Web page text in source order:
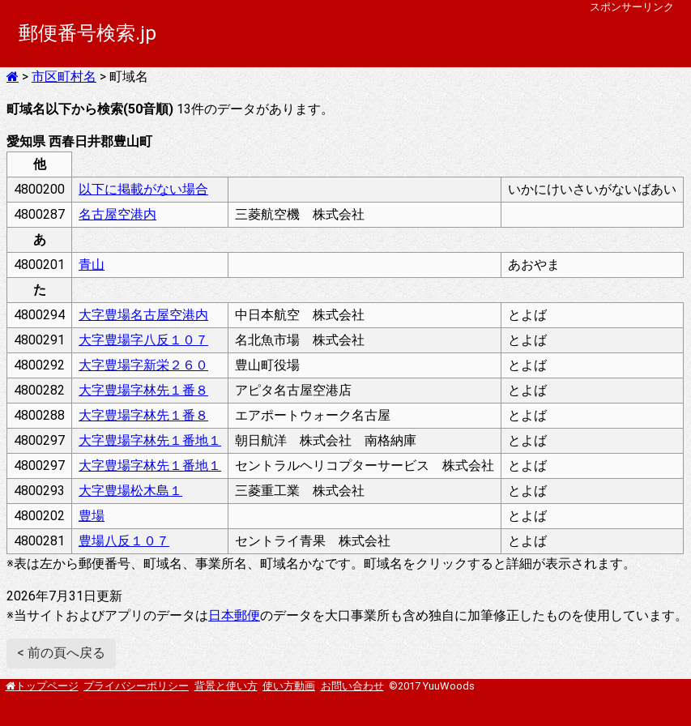
郵便番号検索.jp
スポンサーリンク
> 市区町村名 > 町域名
町域名以下から検索(50音順) 13件のデータがあります。
愛知県 西春日井郡豊山町
他
4800200
以下に掲載がない場合
いかにけいさいがないばあい
4800287
名古屋空港内
三菱航空機 株式会社
あ
4800201
青山
あおやま
た
4800294
大字豊場名古屋空港内 中日本航空 株式会社
とよば
4800291
大字豊場字八反１０７ 名北魚市場 株式会社
とよば
4800292
大字豊場字新栄２６０ 豊山町役場
とよば
4800282
大字豊場字林先１番８ アピタ名古屋空港店
とよば
4800288
大字豊場字林先１番８ エアポートウォーク名古屋
とよば
4800297
大字豊場字林先１番地１ 朝日航洋 株式会社 南格納庫
とよば
4800297
大字豊場字林先１番地１ セントラルヘリコプターサービス 株式会社
とよば
4800293
大字豊場松木島１ 三菱重工業 株式会社
とよば
4800202
豊場
とよば
4800281
豊場八反１０７ セントライ青果 株式会社
とよば
※表は左から郵便番号、町域名、事業所名、町域名かなです。町域名をクリックすると詳細が表示されます。
2026年7月31日更新
※当サイトおよびアプリのデータは日本郵便のデータを大口事業所も含め独自に加筆修正したものを使用しています。
< 前の頁へ戻る
トップページ プライバシーポリシー 背景と使い方 使い方動画 お問い合わせ ©2017 YuuWoods